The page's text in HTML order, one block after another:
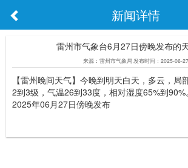
新闻详情
雷州市气象台6月27日傍晚发布的
来源：雷州市气象局 发布时间：2025-06-27
【雷州晚间天气】今晚到明天白天，多云，局
2到3级，气温26到33度，相对湿度65%到
2025年06月27日傍晚发布